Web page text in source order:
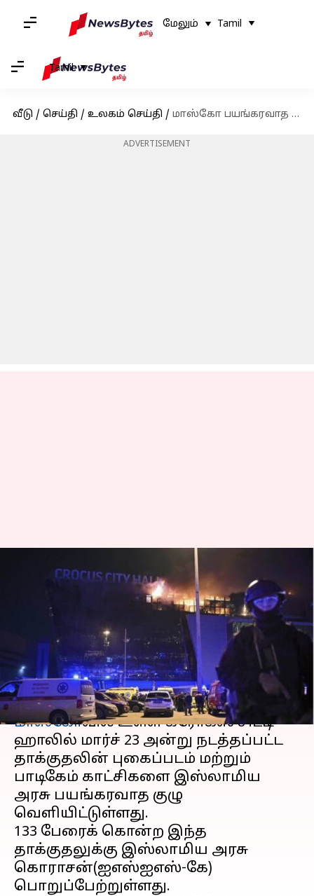
மேலும் Tamil
Tamil
வீடு / செய்தி / உலகம் செய்தி / மாஸ்கோ பயங்கரவாத தாக்குதலின் வீடியோவை பகிர்ந்தது இஸ்லாமிய அரசு பயங்கரவாத குழு
ADVERTISEMENT
மாஸ்கோ பயங்கரவாத
தாக்குதலின் வீடியோவை
பகிர்ந்தது இஸ்லாமிய
அரசு பயங்கரவாத குழு
எழுதியவர் Sindhuja SM Mar 24, 2024 10:57 am
செய்தி முன்னோட்டம்
மாஸ்கோவில் உள்ள க்ரோகஸ் சிட்டி
ஹாலில் மார்ச் 23 அன்று நடத்தப்பட்ட
தாக்குதலின் புகைப்படம் மற்றும்
பாடிகேம் காட்சிகளை இஸ்லாமிய
அரசு பயங்கரவாத குழு
வெளியிட்டுள்ளது.
133 பேரைக் கொன்ற இந்த
தாக்குதலுக்கு இஸ்லாமிய அரசு
கொராசன்(ஐஎஸ்ஐஎஸ்-கே)
பொறுப்பேற்றுள்ளது.